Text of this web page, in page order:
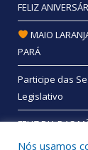
FELIZ
MAIO
PARÁ
Participe das
Legislativo
FELIZ DIA DAS
Nós usamos